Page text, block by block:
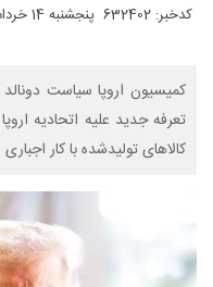
کدخبر: 632402 پنجشنبه 14 خرداد 1405
کمیسیون اروپا سیاست
تعرفه جدید علیه اتحادیه
کالاهای تولیدشده با کار